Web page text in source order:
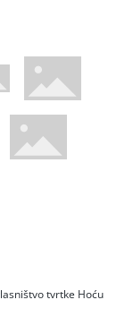
Express web stranica
Visa web stranica
sigurnosni kod web
Pci Dss certificirano
stranica
tvrtke Hoću